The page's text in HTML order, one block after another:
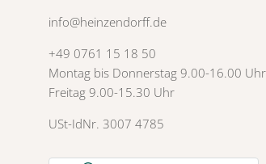
info@heinzendorff.de
+49 0761 15 18 50
Montag bis Donnerstag 9.00-16.00 Uhr
Freitag 9.00-15.30 Uhr
USt-IdNr. 3007 4785